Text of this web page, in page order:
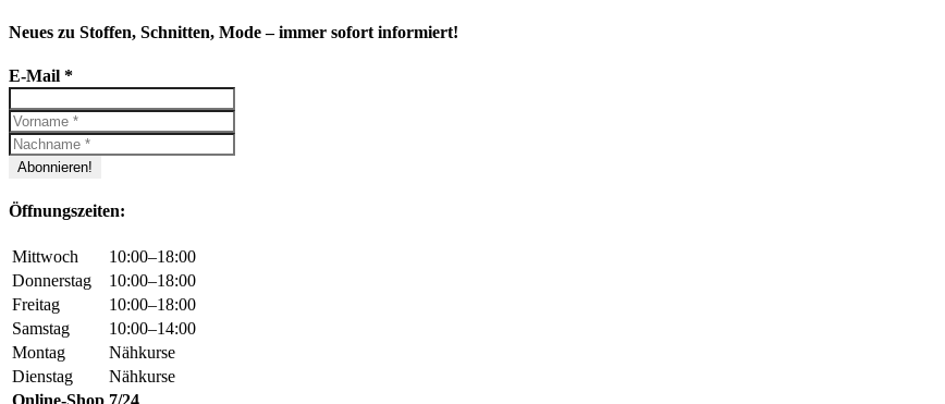
Neues zu Stoffen, Schnitten, Mode – immer sofort informiert!
E-Mail *
Öffnungszeiten:
Mittwoch
10:00–18:00
Donnerstag
10:00–18:00
Freitag
10:00–18:00
Samstag
10:00–14:00
Montag
Nähkurse
Dienstag
Nähkurse